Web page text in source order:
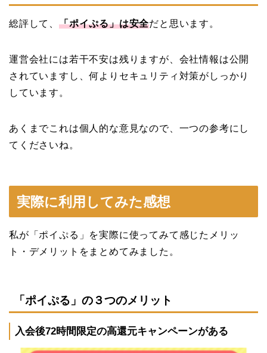
総評して、 「ポイぷる」は安全だと思います。
運営会社には若干不安は残りますが、会社情報は公開
されていますし、何よりセキュリティ対策がしっかり
しています。
あくまでこれは個人的な意見なので、一つの参考にし
てくださいね。
実際に利用してみた感想
私が「ポイぷる」を実際に使ってみて感じたメリッ
ト・デメリットをまとめてみました。
「ポイぷる」の３つのメリット
入会後72時間限定の高還元キャンペーンがある